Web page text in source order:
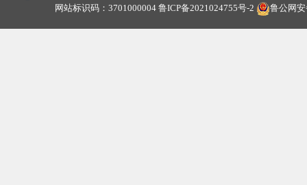
网站标识码：3701000004 鲁ICP备2021024755号-2 鲁公网